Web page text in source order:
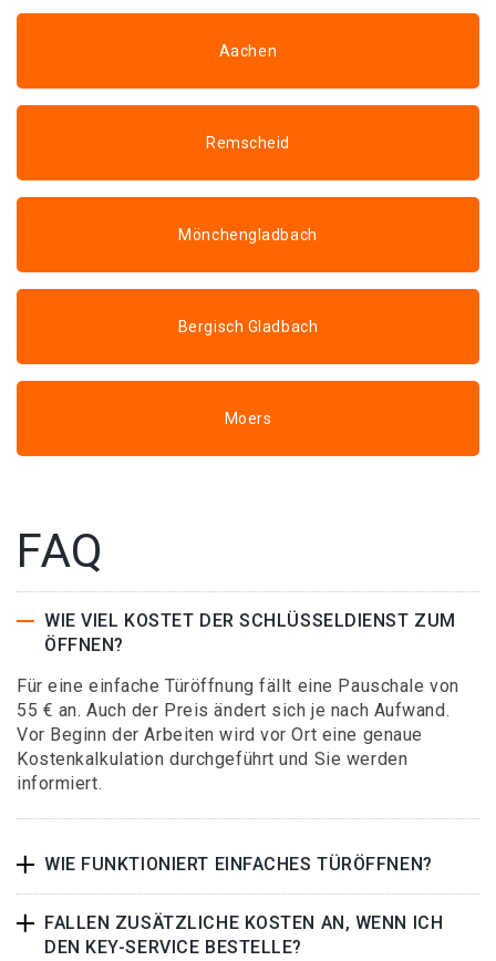
Aachen
Remscheid
Mönchengladbach
Bergisch Gladbach
Moers
FAQ
WIE VIEL KOSTET DER SCHLÜSSELDIENST ZUM
ÖFFNEN?
Für eine einfache Türöffnung fällt eine Pauschale von
55 € an. Auch der Preis ändert sich je nach Aufwand.
Vor Beginn der Arbeiten wird vor Ort eine genaue
Kostenkalkulation durchgeführt und Sie werden
informiert.
WIE FUNKTIONIERT EINFACHES TÜRÖFFNEN?
FALLEN ZUSÄTZLICHE KOSTEN AN, WENN ICH
DEN KEY-SERVICE BESTELLE?